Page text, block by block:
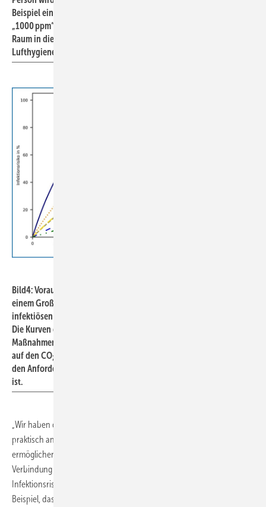
Beispiel einer hohen Infektiosität entspricht. Die Angabe
„1000 ppm“ bezieht sich auf den CO
Raum in diesem Fall nach den Anforderungen für eine gute
Lufthygiene ausreichend belüftet ist.
Bild4: Vorausgesagtes Infektionsrisiko für einen Mitarbeiter in
einem Großraumbüro mit zehn gesunden Personen und einer
infektiösen Person aufgetragen über einen kompletten Arbeitstag.
Die Kurven entsprechen den verschiedenen, rechts genannten
Maßnahmen(kombinationen). Die Angabe „1000 ppm“ bezieht sich
auf den CO2
den Anforderungen für eine gute Lufthygiene ausreichend belüftet
ist.
„Wir haben dabei erstmals Vereinfachungen vorgenommen, die
praktisch anwendbare Aussagen zur Infektionsprävention
ermöglichen“, erklärt Kriegel. Ein wesentliches Ergebnis sei die direkte
Verbindung zwischen dem CO
Infektionsrisiko. Eine der vorgenommenen Vereinfachungen ist zum
Beispiel, dass die Zahl der gefährdeten Personen im Raum als größer